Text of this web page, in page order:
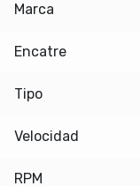
Marca
Encatre
Tipo
Velocidad
RPM